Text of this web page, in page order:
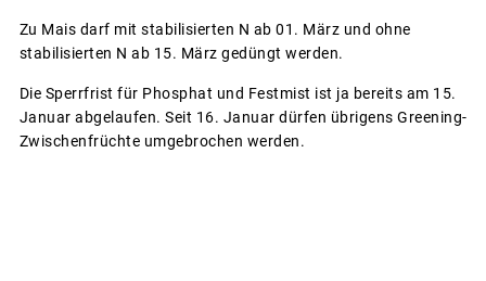
Zu Mais darf mit stabilisierten N ab 01. März und ohne
stabilisierten N ab 15. März gedüngt werden.
Die Sperrfrist für Phosphat und Festmist ist ja bereits am 15.
Januar abgelaufen. Seit 16. Januar dürfen übrigens Greening-
Zwischenfrüchte umgebrochen werden.